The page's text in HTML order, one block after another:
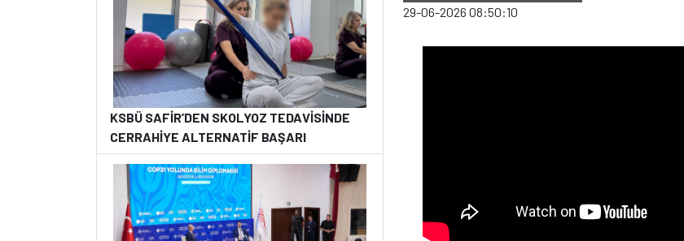
KSBÜ SAFİR’DEN SKOLYOZ TEDAVİSİNDE
CERRAHİYE ALTERNATİF BAŞARI
29-06-2026 08:50:10